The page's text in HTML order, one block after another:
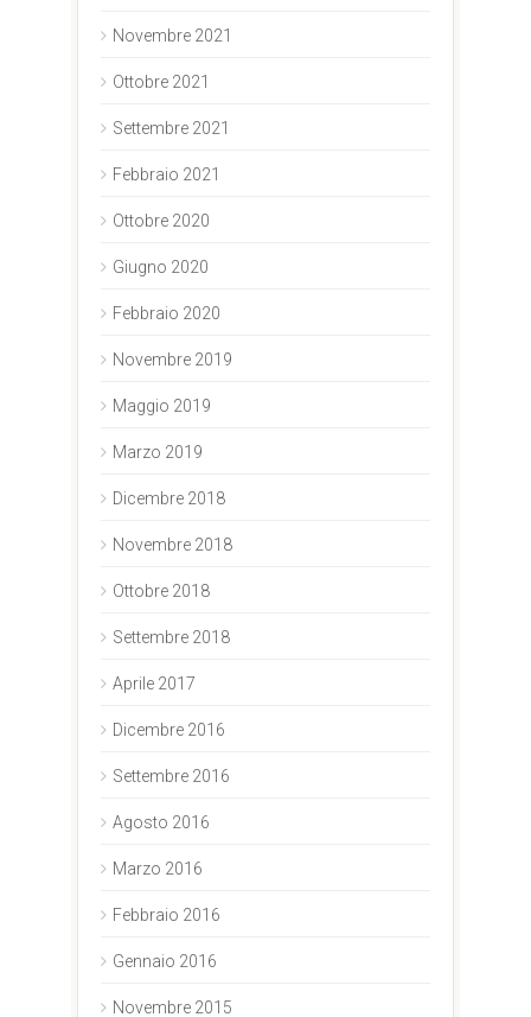
Novembre 2021
Ottobre 2021
Settembre 2021
Febbraio 2021
Ottobre 2020
Giugno 2020
Febbraio 2020
Novembre 2019
Maggio 2019
Marzo 2019
Dicembre 2018
Novembre 2018
Ottobre 2018
Settembre 2018
Aprile 2017
Dicembre 2016
Settembre 2016
Agosto 2016
Marzo 2016
Febbraio 2016
Gennaio 2016
Novembre 2015